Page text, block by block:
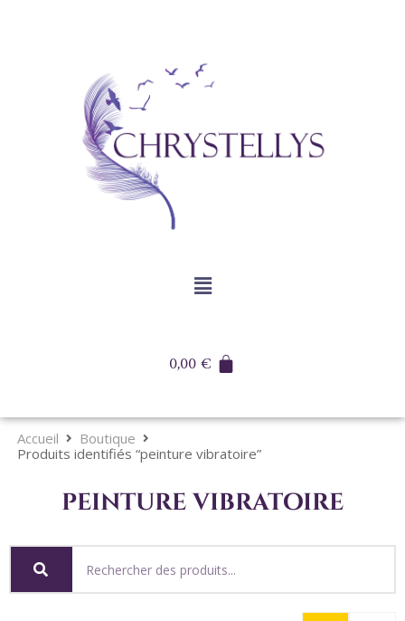
0,00€
Accueil
Boutique
Produits identifiés “peinture vibratoire”
peinture vibratoire